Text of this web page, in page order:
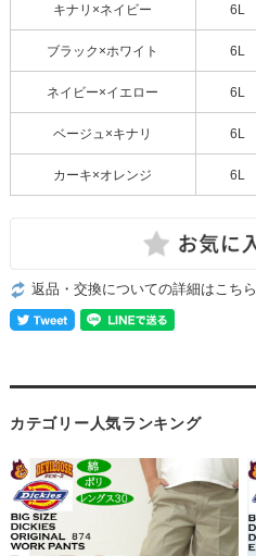
キナリ×ネイビー 6L
ブラック×ホワイト 6L
ネイビー×イエロー 6L
ベージュ×キナリ 6L
カーキ×オレンジ 6L
返品・交換についての詳細はこちら
カテゴリー人気ランキング